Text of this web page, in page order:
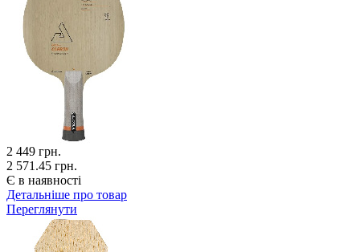
2 449 грн.
2 571.45 грн.
Є в наявності
Детальніше про товар
Переглянути